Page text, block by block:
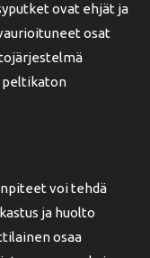
ovat ehjät ja
osat
peltikaton
voi tehdä
ja huolto
osaa